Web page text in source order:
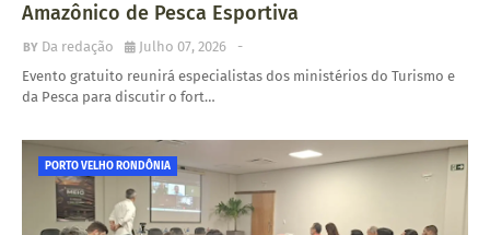
Amazônico de Pesca Esportiva
Da redação -
Julho 07, 2026
Evento gratuito reunirá especialistas dos ministérios do Turismo e
da Pesca para discutir o fort…
PORTO VELHO RONDÔNIA